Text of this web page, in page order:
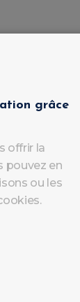
grâce
offrir la
pouvez en
ou les